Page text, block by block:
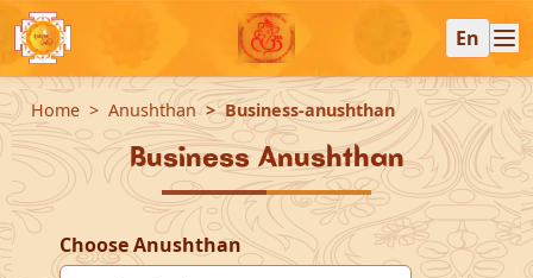
En
Home Anushthan Business-anushthan
Business Anushthan
Choose Anushthan